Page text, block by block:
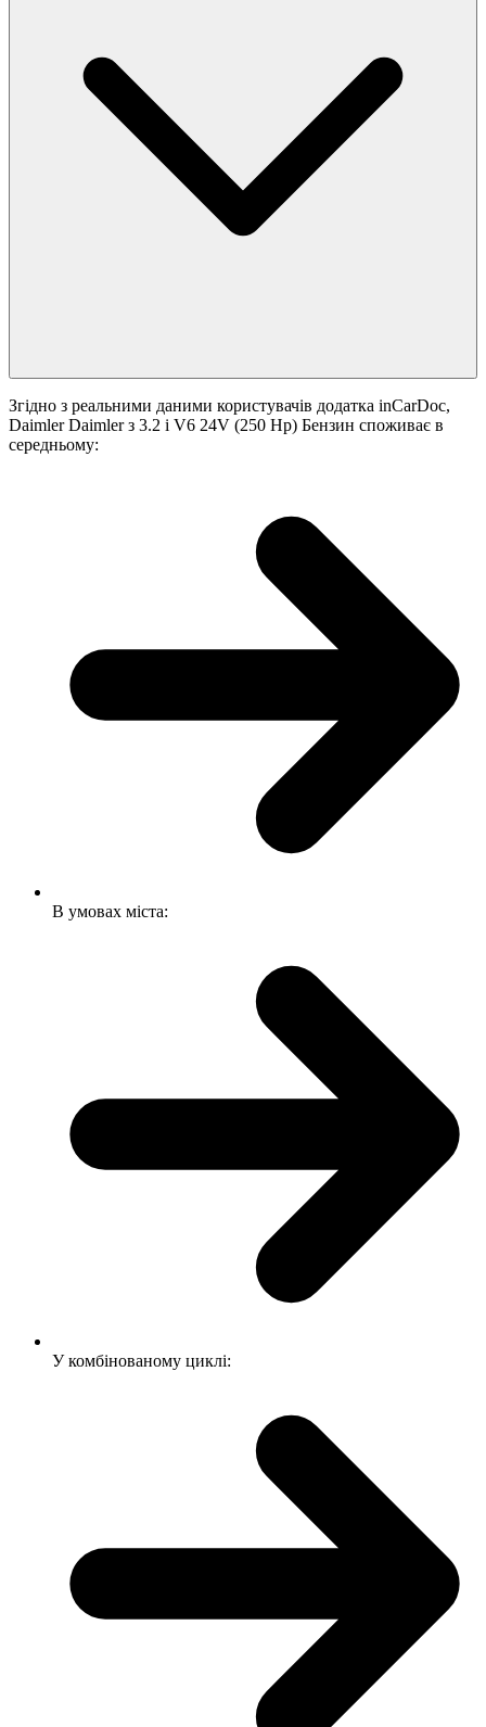
Згідно з реальними даними користувачів додатка inCarDoc,
Daimler Daimler з 3.2 i V6 24V (250 Hp) Бензин споживає в
середньому:
В умовах міста:
У комбінованому циклі: